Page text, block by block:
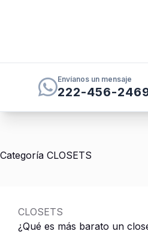
Envíanos un mensaje
222-456-
Categoría CLOSETS
CLOSETS
¿Qué es más barato un